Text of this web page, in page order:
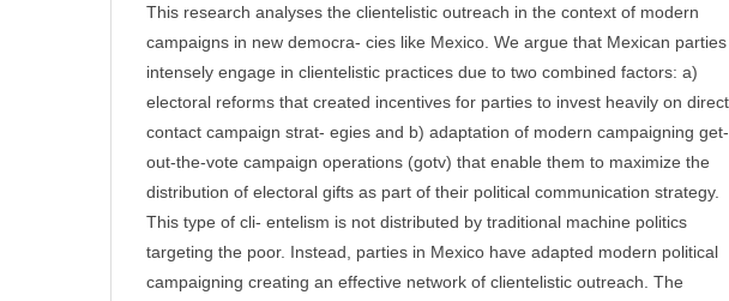
This research analyses the clientelistic outreach in the context of modern
campaigns in new democra- cies like Mexico. We argue that Mexican parties
intensely engage in clientelistic practices due to two combined factors: a)
electoral reforms that created incentives for parties to invest heavily on direct
contact campaign strat- egies and b) adaptation of modern campaigning get-
out-the-vote campaign operations (gotv) that enable them to maximize the
distribution of electoral gifts as part of their political communication strategy.
This type of cli- entelism is not distributed by traditional machine politics
targeting the poor. Instead, parties in Mexico have adapted modern political
campaigning creating an effective network of clientelistic outreach. The